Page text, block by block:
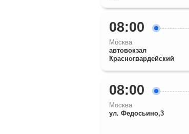
08:00
Москва
автовокзал
Красногвардейский
08:00
Москва
ул. Федосьино,3